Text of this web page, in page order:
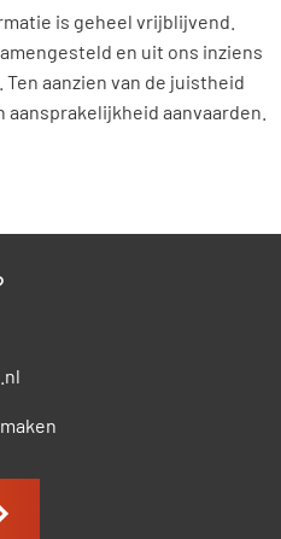
is geheel vrijblijvend.
en uit ons inziens
aanzien van de juistheid
aanvaarden.